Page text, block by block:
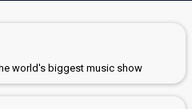
world's biggest music show